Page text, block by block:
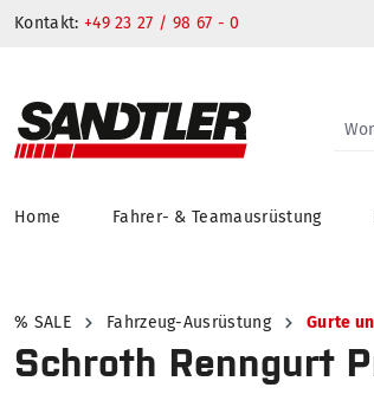
Kontakt: +49 23 27 / 98 67 - 0
Home Fahrer- & Teamausrüstung
% SALE Fahrzeug-Ausrüstung Gurte
Schroth Renngurt